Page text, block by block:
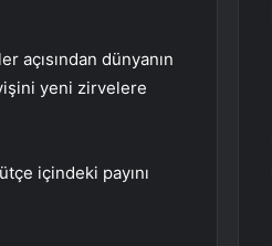
açısından dünyanın
yeni zirvelere
içindeki payını